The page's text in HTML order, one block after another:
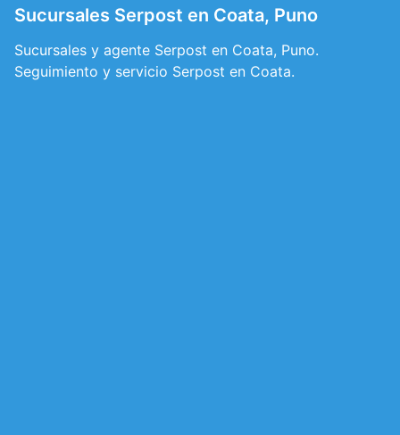
Sucursales Serpost en Coata, Puno
Sucursales y agente Serpost en Coata, Puno.
Seguimiento y servicio Serpost en Coata.